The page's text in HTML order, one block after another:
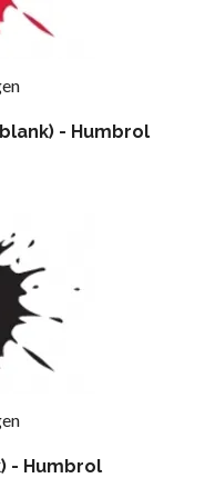
- Humbrol
- Humbrol